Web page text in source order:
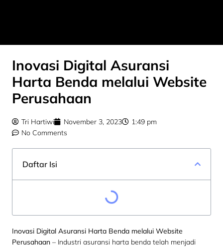
Inovasi Digital Asuransi
Harta Benda melalui Website
Perusahaan
Tri Hartiwi November 3, 2023
1:49 pm
No Comments
Daftar Isi
Inovasi Digital Asuransi Harta Benda melalui Website
Perusahaan – Industri asuransi harta benda telah menjadi